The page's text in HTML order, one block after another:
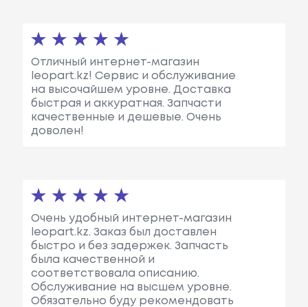
Отличный интернет-магазин
leopart.kz! Сервис и обслуживание
на высочайшем уровне. Доставка
быстрая и аккуратная. Запчасти
качественные и дешевые. Очень
доволен!
Очень удобный интернет-магазин
leopart.kz. Заказ был доставлен
быстро и без задержек. Запчасть
была качественной и
соответствовала описанию.
Обслуживание на высшем уровне.
Обязательно буду рекомендовать